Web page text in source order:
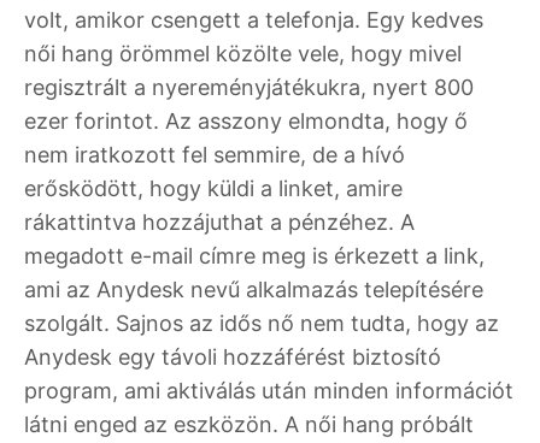
volt, amikor csengett a telefonja. Egy kedves
női hang örömmel közölte vele, hogy mivel
regisztrált a nyereményjátékukra, nyert 800
ezer forintot. Az asszony elmondta, hogy ő
nem iratkozott fel semmire, de a hívó
erősködött, hogy küldi a linket, amire
rákattintva hozzájuthat a pénzéhez. A
megadott e-mail címre meg is érkezett a link,
ami az Anydesk nevű alkalmazás telepítésére
szolgált. Sajnos az idős nő nem tudta, hogy az
Anydesk egy távoli hozzáférést biztosító
program, ami aktiválás után minden információt
látni enged az eszközön. A női hang próbált